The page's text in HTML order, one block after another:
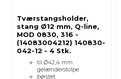
Tværstangsholder,
stang Ø12 mm, Q-line,
MOD 0830, 316 -
(14083004212) 140830-
042-12 - 4 Stk.
til Ø42,4 mm
gelænderstolpe
børstet